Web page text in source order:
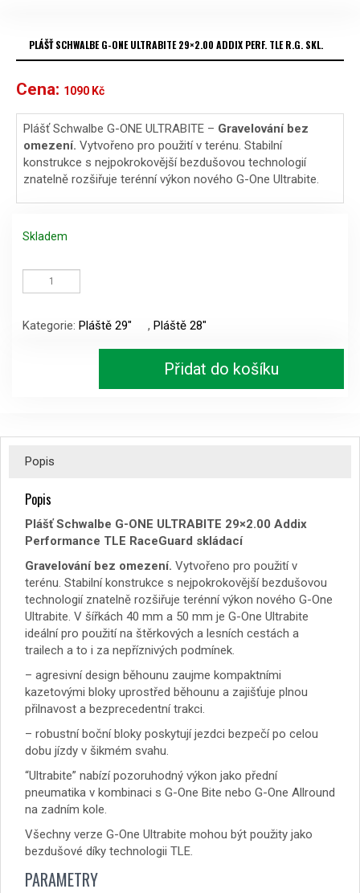
PLÁŠŤ SCHWALBE G-ONE ULTRABITE 29×2.00 ADDIX PERF. TLE R.G. SKL.
Cena: 1090 Kč
Plášť Schwalbe G-ONE ULTRABITE – Gravelování bez
omezení. Vytvořeno pro použití v terénu. Stabilní
konstrukce s nejpokrokovější bezdušovou technologií
znatelně rozšiřuje terénní výkon nového G-One Ultrabite.
Skladem
Schwalbe
G-
ULTRABITE
Kategorie: Pláště 29" , Pláště 28"
Přidat do košíku
Popis
Popis
Plášť Schwalbe G-ONE ULTRABITE 29×2.00 Addix
Performance TLE RaceGuard skládací
Gravelování bez omezení. Vytvořeno pro použití v
terénu. Stabilní konstrukce s nejpokrokovější bezdušovou
technologií znatelně rozšiřuje terénní výkon nového G-One
Ultrabite. V šířkách 40 mm a 50 mm je G-One Ultrabite
ideální pro použití na štěrkových a lesních cestách a
trailech a to i za nepříznivých podmínek.
– agresivní design běhounu zaujme kompaktními
kazetovými bloky uprostřed běhounu a zajišťuje plnou
přilnavost a bezprecedentní trakci.
– robustní boční bloky poskytují jezdci bezpečí po celou
dobu jízdy v šikmém svahu.
“Ultrabite” nabízí pozoruhodný výkon jako přední
pneumatika v kombinaci s G-One Bite nebo G-One Allround
na zadním kole.
Všechny verze G-One Ultrabite mohou být použity jako
bezdušové díky technologii TLE.
PARAMETRY